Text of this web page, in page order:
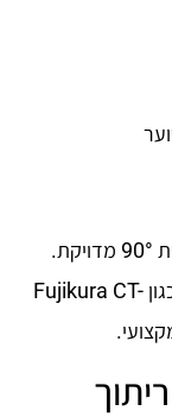
לפני ריתוך, כל קצה סיב חייב להיות חתוך בזווית 90° מדויקת.
קיצוץ לא נכון — ריתוך לא תקין. ה-Cleaver (כגון Fujikura CT-